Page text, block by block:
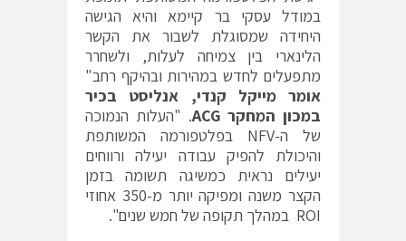
במודל עסקי בר קיימא והיא הגישה
היחידה שמסוגלת לשבור את הקשר
הלינארי בין צמיחה לעלות, ולשחרר
מתפעלים לחדש במהירות ובהיקף רחב"
אומר מייקל קנדי, אנליסט בכיר
במכון המחקר ACG. "העלות הנמוכה
של ה-NFV בפלטפורמה המשותפת
והיכולת להפיק עבודה יעילה ורווחים
יעילים נראית כמשיגה תשומה בזמן
הקצר משנה ומפיקה יותר מ-350 אחוזי
ROI במהלך תקופה של חמש שנים".